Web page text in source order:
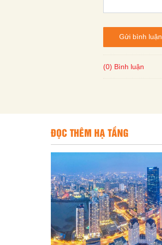
Gửi bình luận
(0) Bình luận
ĐỌC THÊM HẠ TẦNG